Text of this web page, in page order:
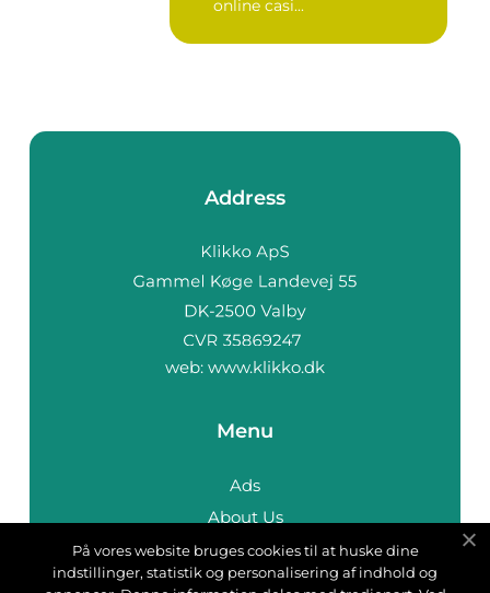
online casi...
Address
web: www.klikko.dk
Menu
Ads
About Us
Cookies
Contact
På vores website bruges cookies til at huske dine
indstillinger, statistik og personalisering af indhold og